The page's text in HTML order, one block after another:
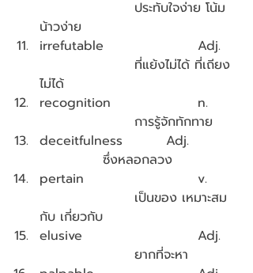
น้าวง่าย
irrefutable			Adj.
ไม่ได้
recognition			n.
			การรู้จักทักทาย
deceitfulness 		Adj.
		ซึ่งหลอกลวง
pertain				v.
กับ เกี่ยวกับ
elusive				Adj.
			ยากที่จะหา